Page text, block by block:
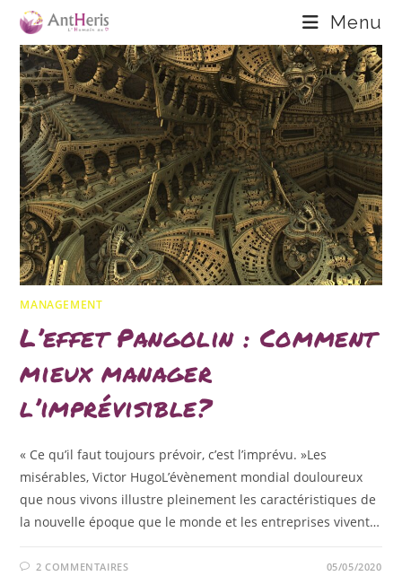
content
Menu
MANAGEMENT
L’effet Pangolin : Comment
mieux manager
l’imprévisible?
« Ce qu’il faut toujours prévoir, c’est l’imprévu. »Les
misérables, Victor HugoL’évènement mondial douloureux
que nous vivons illustre pleinement les caractéristiques de
la nouvelle époque que le monde et les entreprises vivent…
2 COMMENTAIRES 05/05/2020